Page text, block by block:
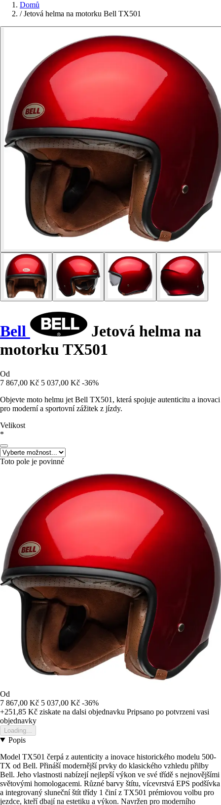
Domů
/ Jetová helma na motorku Bell TX501
Bell
Jetová helma na
motorku TX501
Od
7 867,00 Kč 5 037,00 Kč -36%
Objevte moto helmu jet Bell TX501, která spojuje autenticitu a inovaci
pro moderní a sportovní zážitek z jízdy.
Velikost
*
Toto pole je povinné
Od
7 867,00 Kč 5 037,00 Kč -36%
+251,85 Kč ziskate na dalsi objednavku Pripsano po potvrzeni vasi
objednavky
Loading...
Popis
Model TX501 čerpá z autenticity a inovace historického modelu 500-
TX od Bell. Přináší modernější prvky do klasického vzhledu přilby
Bell. Jeho vlastnosti nabízejí nejlepší výkon ve své třídě s nejnovějšími
světovými homologacemi. Různé barvy štítu, vícevrstvá EPS podšívka
a integrovaný sluneční štít třídy 1 činí z TX501 prémiovou volbu pro
jezdce, kteří dbají na estetiku a výkon. Navržen pro moderního